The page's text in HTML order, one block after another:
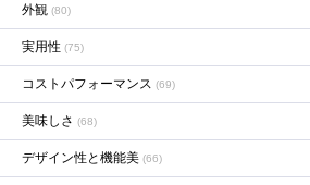
外観 (80)
実用性 (75)
コストパフォーマンス (69)
美味しさ (68)
デザイン性と機能美 (66)